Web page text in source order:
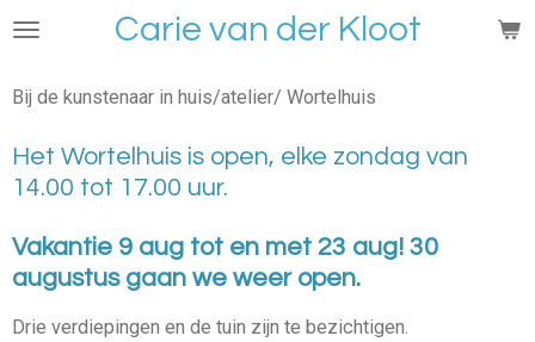
Ga
de
Carie van der Kloot
Bij de kunstenaar in huis/atelier/ Wortelhuis
Het Wortelhuis is open, elke zondag van
14.00 tot 17.00 uur.
Vakantie 9 aug tot en met 23 aug! 30
augustus gaan we weer open.
Drie verdiepingen en de tuin zijn te bezichtigen.